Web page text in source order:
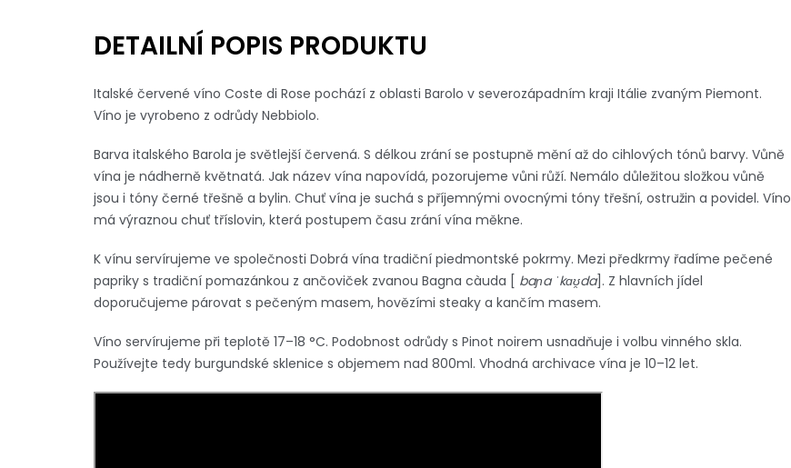
DETAILNÍ POPIS PRODUKTU
Italské červené víno Coste di Rose pochází z oblasti Barolo v severozápadním kraji Itálie zvaným Piemont.
Víno je vyrobeno z odrůdy Nebbiolo.
Barva italského Barola je světlejší červená. S délkou zrání se postupně mění až do cihlových tónů barvy. Vůně
vína je nádherně květnatá. Jak název vína napovídá, pozorujeme vůni růží. Nemálo důležitou složkou vůně
jsou i tóny černé třešně a bylin. Chuť vína je suchá s příjemnými ovocnými tóny třešní, ostružin a povidel. Víno
má výraznou chuť tříslovin, která postupem času zrání vína měkne.
K vínu servírujeme ve společnosti Dobrá vína tradiční piedmontské pokrmy. Mezi předkrmy řadíme pečené
papriky s tradiční pomazánkou z ančoviček zvanou Bagna càuda [ baɲa ˈkɑʊ̯da]. Z hlavních jídel
doporučujeme párovat s pečeným masem, hovězími steaky a kančím masem.
Víno servírujeme při teplotě 17–18 °C. Podobnost odrůdy s Pinot noirem usnadňuje i volbu vinného skla.
Používejte tedy burgundské sklenice s objemem nad 800ml. Vhodná archivace vína je 10–12 let.